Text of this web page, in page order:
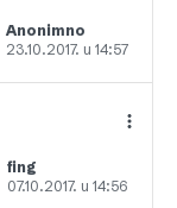
Anonimno
23.10.2017. u 14:57
fing
07.10.2017. u 14:56